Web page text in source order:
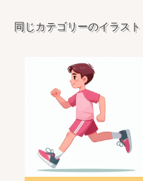
同じカテゴリーのイラスト